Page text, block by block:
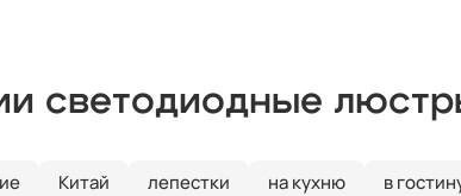
светодиодные
Китай лепестки на кухню в